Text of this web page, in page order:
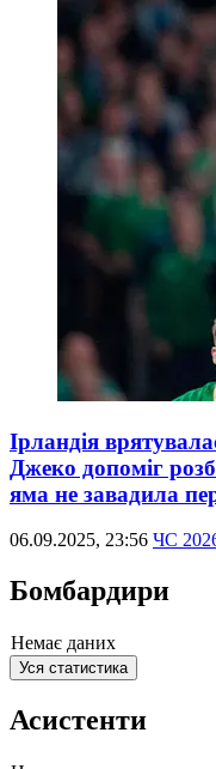
Ірландія
Джеко допоміг
яма не завадила
06.09.2025, 23:56 ЧС
Бомбардири
Немає даних
Уся статистика
Асистенти